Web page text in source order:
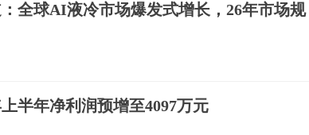
全球AI液冷市场爆发式增长，26年市场规
半年净利润预增至4097万元